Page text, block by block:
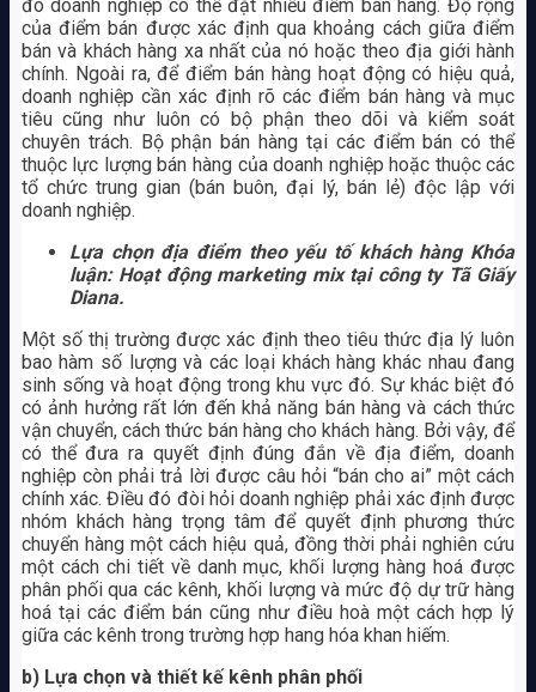
đó doanh nghiệp có thể đặt nhiều điểm bán hàng. Độ rộng
của điểm bán được xác định qua khoảng cách giữa điểm
bán và khách hàng xa nhất của nó hoặc theo địa giới hành
chính. Ngoài ra, để điểm bán hàng hoạt động có hiệu quả,
doanh nghiệp cần xác định rõ các điểm bán hàng và mục
tiêu cũng như luôn có bộ phận theo dõi và kiểm soát
chuyên trách. Bộ phận bán hàng tại các điểm bán có thể
thuộc lực lượng bán hàng của doanh nghiệp hoặc thuộc các
tổ chức trung gian (bán buôn, đại lý, bán lẻ) độc lập với
doanh nghiệp.
Lựa chọn địa điểm theo yếu tố khách hàng Khóa
luận: Hoạt động marketing mix tại công ty Tã Giấy
Diana.
Một số thị trường được xác định theo tiêu thức địa lý luôn
bao hàm số lượng và các loại khách hàng khác nhau đang
sinh sống và hoạt động trong khu vực đó. Sự khác biệt đó
có ảnh hưởng rất lớn đến khả năng bán hàng và cách thức
vận chuyển, cách thức bán hàng cho khách hàng. Bởi vậy, để
có thể đưa ra quyết định đúng đắn về địa điểm, doanh
nghiệp còn phải trả lời được câu hỏi “bán cho ai” một cách
chính xác. Điều đó đòi hỏi doanh nghiệp phải xác định được
nhóm khách hàng trọng tâm để quyết định phương thức
chuyển hàng một cách hiệu quả, đồng thời phải nghiên cứu
một cách chi tiết về danh mục, khối lượng hàng hoá được
phân phối qua các kênh, khối lượng và mức độ dự trữ hàng
hoá tại các điểm bán cũng như điều hoà một cách hợp lý
giữa các kênh trong trường hợp hang hóa khan hiếm.
b) Lựa chọn và thiết kế kênh phân phối